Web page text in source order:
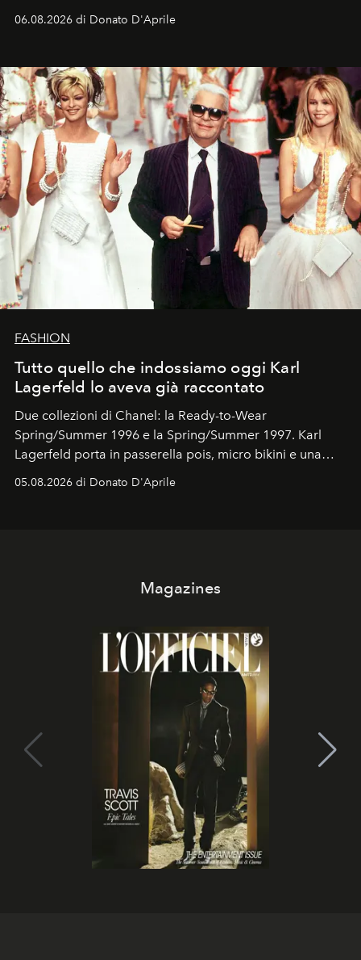
Italia la sua style evolution.
06.08.2026 di Donato D'Aprile
FASHION
Tutto quello che indossiamo oggi Karl
Lagerfeld lo aveva già raccontato
Due collezioni di Chanel: la Ready-to-Wear
Spring/Summer 1996 e la Spring/Summer 1997. Karl
Lagerfeld porta in passerella pois, micro bikini e una
logomania pensata per la spiaggia
Kate, Claudia e Carla una dietro l'altra. Trent'anni dopo,
05.08.2026 di Donato D'Aprile
Magazines